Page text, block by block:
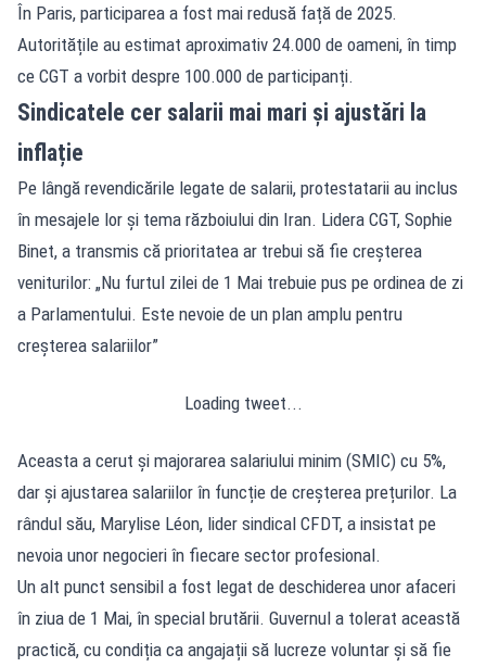
În Paris, participarea a fost mai redusă față de 2025.
Autoritățile au estimat aproximativ 24.000 de oameni, în timp
ce CGT a vorbit despre 100.000 de participanți.
Sindicatele cer salarii mai mari și ajustări la
inflație
Pe lângă revendicările legate de salarii, protestatarii au inclus
în mesajele lor și tema războiului din Iran. Lidera CGT, Sophie
Binet, a transmis că prioritatea ar trebui să fie creșterea
veniturilor: „Nu furtul zilei de 1 Mai trebuie pus pe ordinea de zi
a Parlamentului. Este nevoie de un plan amplu pentru
creșterea salariilor”
Loading tweet...
Aceasta a cerut și majorarea salariului minim (SMIC) cu 5%,
dar și ajustarea salariilor în funcție de creșterea prețurilor. La
rândul său, Marylise Léon, lider sindical CFDT, a insistat pe
nevoia unor negocieri în fiecare sector profesional.
Un alt punct sensibil a fost legat de deschiderea unor afaceri
în ziua de 1 Mai, în special brutării. Guvernul a tolerat această
practică, cu condiția ca angajații să lucreze voluntar și să fie